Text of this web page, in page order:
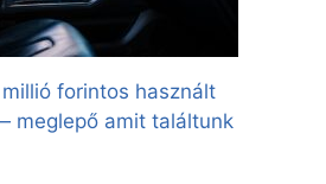
forintos használt
meglepő amit találtunk